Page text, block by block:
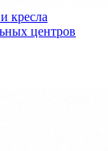
кресла
центров